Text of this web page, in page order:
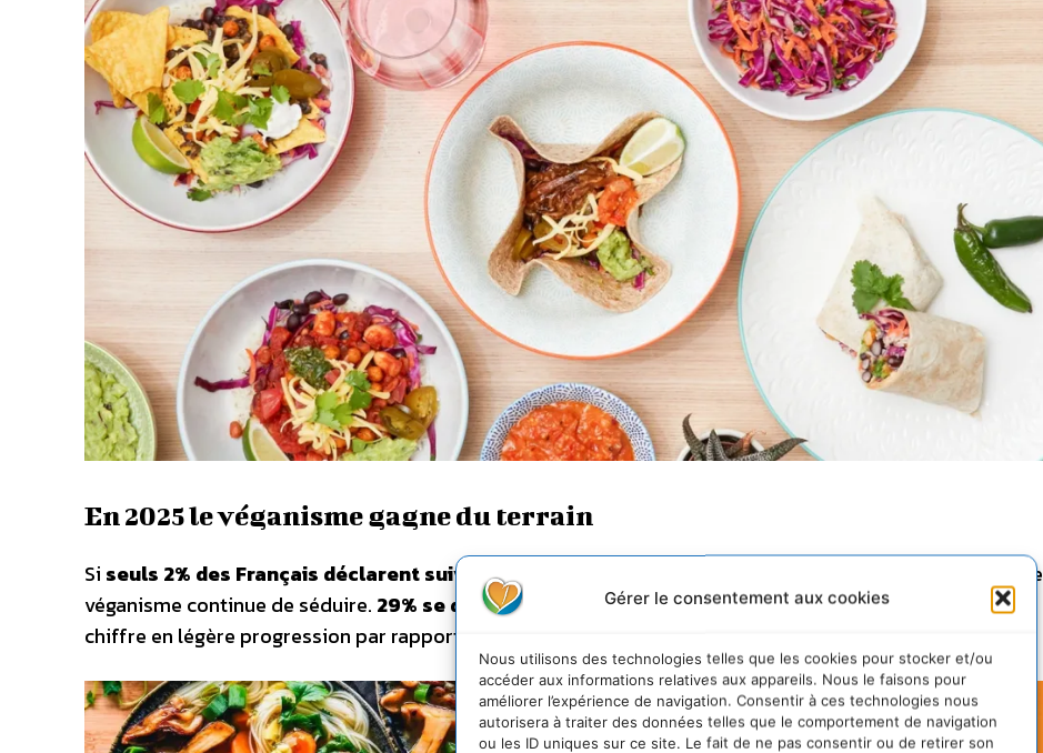
Gérer le consentement aux cookies
Nous utilisons des technologies telles que les cookies pour stocker et/ou
accéder aux informations relatives aux appareils. Nous le faisons pour
améliorer l’expérience de navigation. Consentir à ces technologies nous
autorisera à traiter des données telles que le comportement de navigation
ou les ID uniques sur ce site. Le fait de ne pas consentir ou de retirer son
En 2025 le véganisme gagne du terrain
Si seuls 2% des Français déclarent suivre un régime végan
tout au long de l’année, l’idée de “tester” le
véganisme continue de séduire. 29% se disent prêts à tester un régime végan pendant un mois
: un
chiffre en légère progression par rapport à l’an dernier (27%).